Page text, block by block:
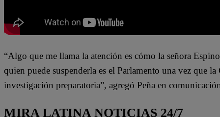
“Algo que me llama la atención es cómo la señora
quien puede suspenderla es el Parlamento una vez que
investigación preparatoria”, agregó Peña en
MIRA LATINA NOTICIAS 24/7